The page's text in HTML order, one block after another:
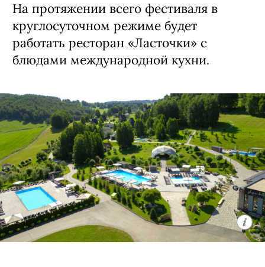
На протяжении всего фестиваля в
круглосуточном режиме будет
работать ресторан «Ласточки» с
блюдами международной кухни.